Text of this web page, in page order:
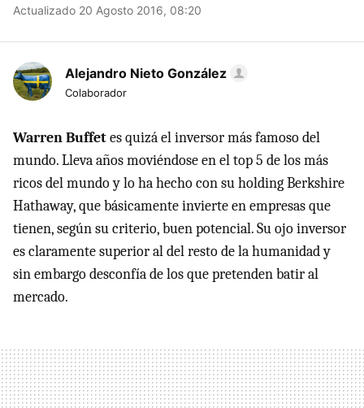
Actualizado 20 Agosto 2016, 08:20
Alejandro Nieto González
Colaborador
Warren Buffetes quizá el inversor más famoso del
mundo. Lleva años moviéndose en el top 5 de los más
ricos del mundo y lo ha hecho con su holding Berkshire
Hathaway, que básicamente invierte en empresas que
tienen, según su criterio, buen potencial. Su ojo inversor
es claramente superior al del resto de la humanidad y
sin embargo desconfía de los que pretenden batir al
mercado.